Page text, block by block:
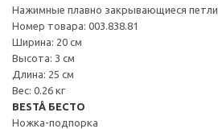
Нажимные плавно закрывающиеся петли
Номер товара: 003.838.81
Ширина: 20 см
Высота: 3 см
Длина: 25 см
Вес: 0.26 кг
BESTÅ БЕСТО
Ножка-подпорка